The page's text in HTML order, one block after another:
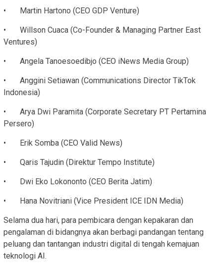
• Martin Hartono (CEO GDP Venture)
• Willson Cuaca (Co-Founder & Managing Partner East
Ventures)
• Angela Tanoesoedibjo (CEO iNews Media Group)
• Anggini Setiawan (Communications Director TikTok
Indonesia)
• Arya Dwi Paramita (Corporate Secretary PT Pertamina
Persero)
• Erik Somba (CEO Valid News)
• Qaris Tajudin (Direktur Tempo Institute)
• Dwi Eko Lokononto (CEO Berita Jatim)
• Hana Novitriani (Vice President ICE IDN Media)
Selama dua hari, para pembicara dengan kepakaran dan
pengalaman di bidangnya akan berbagi pandangan tentang
peluang dan tantangan industri digital di tengah kemajuan
teknologi AI.